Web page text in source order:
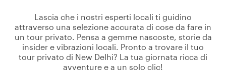
Lascia che i nostri esperti locali ti guidino
attraverso una selezione accurata di cose da fare in
un tour privato. Pensa a gemme nascoste, storie da
insider e vibrazioni locali. Pronto a trovare il tuo
tour privato di New Delhi? La tua giornata ricca di
avventure e a un solo clic!